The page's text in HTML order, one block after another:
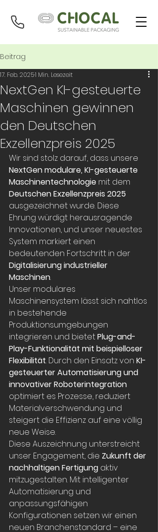
Beitrag
NextGen KI-gesteuerte
Maschinen gewinnen
den Deutschen
Exzellenzpreis 2025
17. Feb. 20251 Min. Lesezeit
Wir sind stolz darauf, dass unsere
NextGen modulare, KI-gesteuerte
Maschinentechnologie mit dem
Deutschen Exzellenzpreis 2025
ausgezeichnet wurde. Diese
Ehrung würdigt herausragende
Innovationen, und unser neuestes
System markiert einen
bedeutenden Fortschritt in der
Digitalisierung industrieller
Maschinen.
Unser modulares
Maschinensystem lässt sich nahtlos
in bestehende
Produktionsumgebungen
integrieren und bietet Plug-and-
Play-Funktionalität mit beispielloser
Flexibilität. Durch den Einsatz von KI-
gesteuerter Automatisierung und
innovativer Roboterintegration
optimiert es Prozesse, reduziert
Materialverschwendung und
steigert die Effizienz auf eine völlig
neue Weise.
Diese Auszeichnung unterstreicht
unser Engagement, die Zukunft der
nachhaltigen Fertigung aktiv
mitzugestalten. Mit intelligenter
Automatisierung und
anpassungsfähigen
Konfigurationen setzen wir einen
neuen Branchenstandard – eine